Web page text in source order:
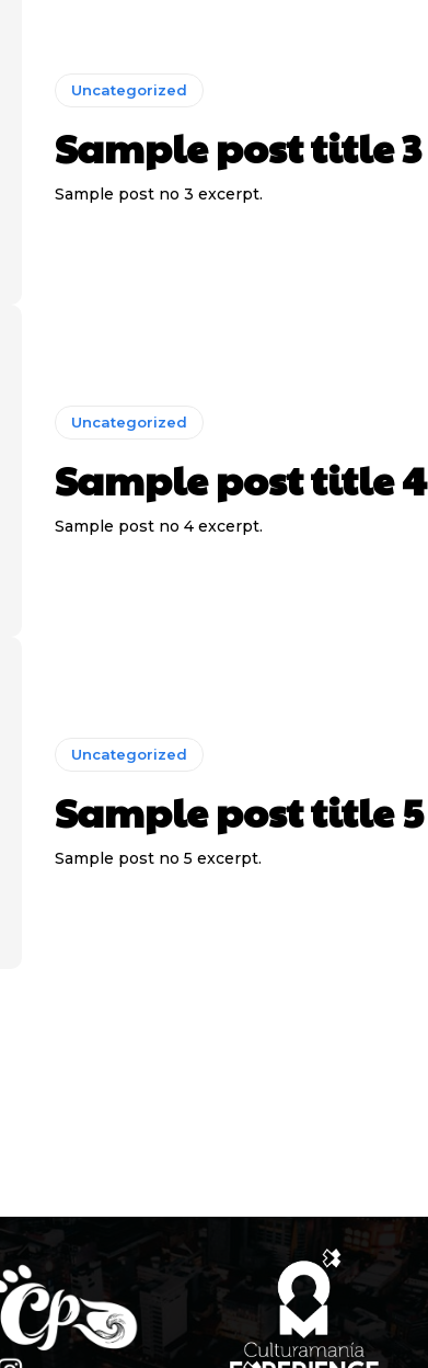
Uncategorized
Sample post title 3
Sample post no 3 excerpt.
Uncategorized
Sample post title 4
Sample post no 4 excerpt.
Uncategorized
Sample post title 5
Sample post no 5 excerpt.